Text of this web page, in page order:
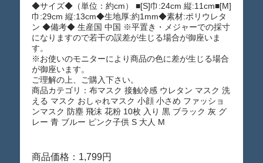
◆サイズ◆（単位：約cm） ■[S]巾:24cm 縦:11cm■[M]
巾:29cm 縦:13cm◆生地厚:約1mm◆素材:ポリウレタ
ン ◆備考◆ 生産国 中国 ※平置き・メジャーでの採寸
になりますので若干の誤差が生じる場合が御座いま
す。
※お使いのモニターにより商品の色に差が生じる場合
が御座います。
ご理解の上、ご購入下さい。
商品カテゴリ：布マスク 接触冷感 ウレタン マスク 洗
える マスク おしゃれマスク 小顔 小さめ ファッショ
ンマスク 防塵 飛沫 花粉 10枚 入り 黒 ブラック 灰 グ
レー 青 ブルー ピンク子供 S 大人 M
商品価格：1,799円